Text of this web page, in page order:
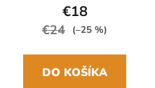
€18
€24 (–25 %)
DO KOŠÍKA